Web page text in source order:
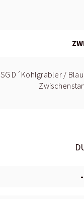
SG D´Kohlgrabler /
-